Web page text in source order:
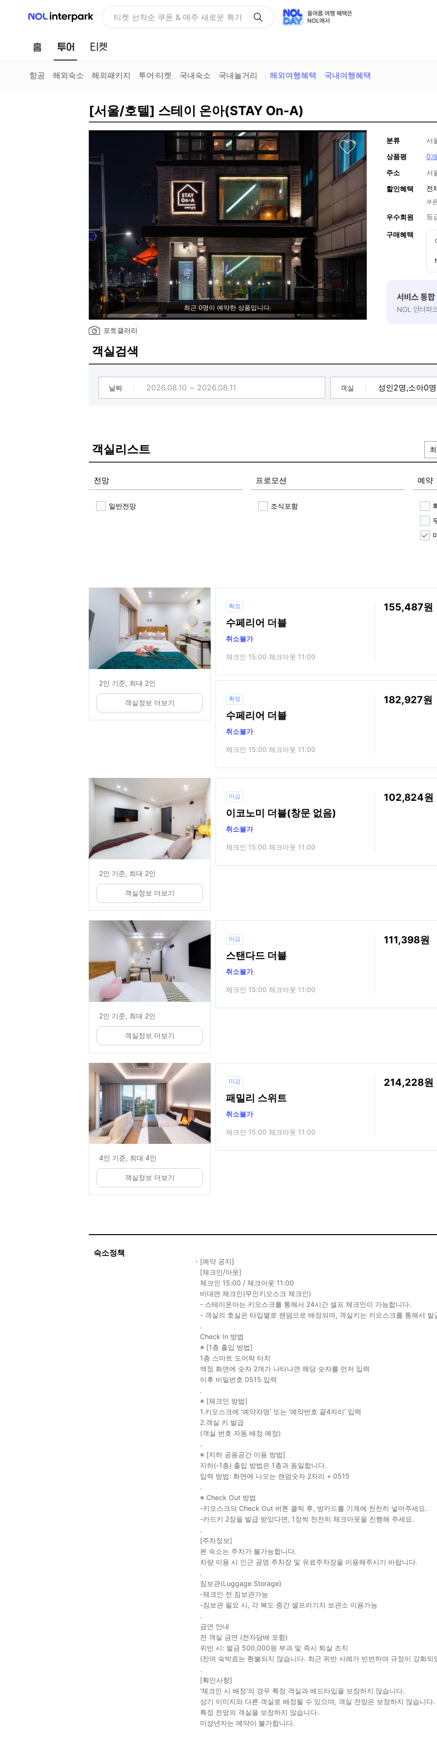
NOL 인터파크 NOLDAY, 최대 70% 여행 혜택
홈 투어
항공 해외숙소 해외패키지 투어·티켓 국내숙소 국내놀거리 해외여행혜택 국내여행혜택
[서울/호텔] 스테이 온아(STAY On-A)
최근 0명이 예약한 상품입니다.
포토갤러리
분류
서
상품평
0개
주소
서
할인혜택 전
쿠
우수회원 등
구매혜택
객실검색
날짜 객실
객실리스트
전망
일반전망
프로모션
조식포함
예약
2인 기준, 최대 2인
객실정보 더보기
확정
수페리어 더블
취소불가
체크인 15:00 체크아웃 11:00
155,487
확정
수페리어 더블
취소불가
체크인 15:00 체크아웃 11:00
182,927
2인 기준, 최대 2인
객실정보 더보기
마감
이코노미 더블(창문 없음)
취소불가
체크인 15:00 체크아웃 11:00
102,824
2인 기준, 최대 2인
객실정보 더보기
마감
스탠다드 더블
취소불가
체크인 15:00 체크아웃 11:00
111,398
4인 기준, 최대 4인
객실정보 더보기
마감
패밀리 스위트
취소불가
체크인 15:00 체크아웃 11:00
214,228
숙소정책
[예약 공지]
[체크인/아웃]
체크인 15:00 / 체크아웃 11:00
비대면 체크인(무인키오스크 체크인)
- 스테이온아는 키오스크를 통해서 24시간 셀프 체크인이 가능합니다.
- 객실의 호실은 타입별로 랜덤으로 배정되며, 객실키는 키오스크를 통해서 발
.
Check In 방법
※ [1층 출입 방법]
1층 스마트 도어락 터치
액정 화면에 숫자 2개가 나타나면 해당 숫자를 먼저 입력
이후 비밀번호 0515 입력
.
※ [체크인 방법]
1.키오스크에 '예약자명' 또는 '예약번호 끝4자리' 입력
2.객실 키 발급
(객실 번호 자동 배정 예정)
.
※ [지하 공용공간 이용 방법]
지하(-1층) 출입 방법은 1층과 동일합니다.
입력 방법: 화면에 나오는 랜덤숫자 2자리 + 0515
.
※ Check Out 방법
-키오스크의 Check Out 버튼 클릭 후, 방카드를 기계에 천천히 넣어주세요.
-카드키 2장을 발급 받았다면, 1장씩 천천히 체크아웃을 진행해 주세요.
.
[주차정보]
본 숙소는 주차가 불가능합니다.
차량 이용 시 인근 공영 주차장 및 유료주차장을 이용해주시기 바랍니다.
.
짐보관(Luggage Storage)
-체크인 전 짐보관가능
-짐보관 필요 시, 각 복도 중간 셀프러기지 보관소 이용가능
.
금연 안내
전 객실 금연 (전자담배 포함)
위반 시: 벌금 500,000원 부과 및 즉시 퇴실 조치
(잔여 숙박료는 환불되지 않습니다. 최근 위반 사례가 빈번하여 규정이 강화되
.
[확인사항]
'체크인 시 배정'의 경우 특정 객실과 베드타입을 보장하지 않습니다.
상기 이미지와 다른 객실로 배정될 수 있으며, 객실 전망은 보장하지 않습니다.
특정 전망의 객실을 보장하지 않습니다.
미성년자는 예약이 불가합니다.